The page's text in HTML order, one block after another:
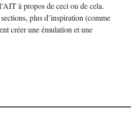
à propos de ceci ou de cela.
plus d’inspiration (comme
créer une émulation et une